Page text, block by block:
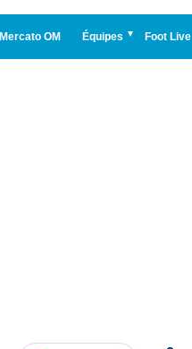
Mercato OM Équipes Foot Live